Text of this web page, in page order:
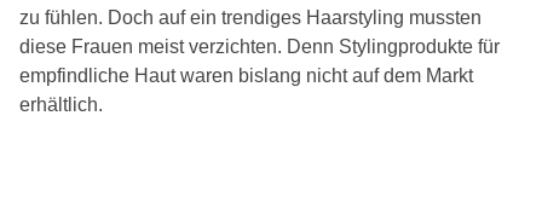
zu fühlen. Doch auf ein trendiges Haarstyling mussten
diese Frauen meist verzichten. Denn Stylingprodukte für
empfindliche Haut waren bislang nicht auf dem Markt
erhältlich.